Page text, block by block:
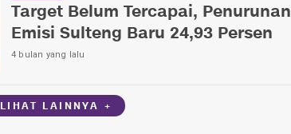
Target Belum Tercapai, Penurunan
Emisi Sulteng Baru 24,93 Persen
4 bulan yang lalu
LIHAT LAINNYA +